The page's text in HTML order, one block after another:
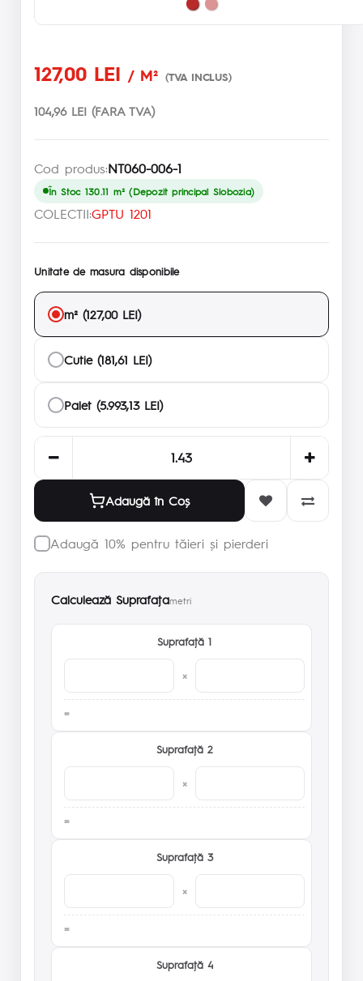
127,00 LEI / M² (TVA INCLUS)
104,96 LEI (FARA TVA)
Cod produs:NT060-006-1
În Stoc 130.11 m² (Depozit principal Slobozia)
COLECTII:GPTU 1201
Unitate de masura disponibile
m² (127,00 LEI)
Cutie (181,61 LEI)
Palet (5.993,13 LEI)
Adaugă în Coş
Adaugă 10% pentru tăieri și pierderi
Calculează Suprafaţametri
Suprafaţă 1
×
Suprafaţă 2
×
Suprafaţă 3
×
Suprafaţă 4